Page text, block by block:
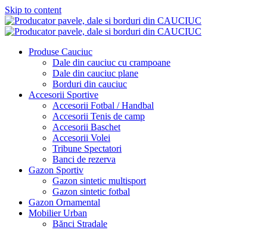
Skip to content
Produse Cauciuc
Dale din cauciuc cu crampoane
Dale din cauciuc plane​
Borduri din cauciuc
Accesorii Sportive
Accesorii Fotbal / Handbal
Accesorii Tenis de camp
Accesorii Baschet
Accesorii Volei
Tribune Spectatori
Banci de rezerva
Gazon Sportiv
Gazon sintetic multisport​
Gazon sintetic fotbal
Gazon Ornamental
Mobilier Urban
Bănci Stradale